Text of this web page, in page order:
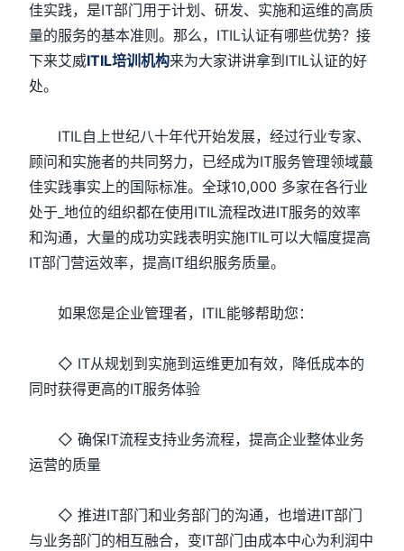
佳实践，是IT部门用于计划、研发、实施和运维的高质
量的服务的基本准则。那么，ITIL认证有哪些优势？接
下来艾威ITIL培训机构来为大家讲讲拿到ITIL认证的好
处。
ITIL自上世纪八十年代开始发展，经过行业专家、
顾问和实施者的共同努力，已经成为IT服务管理领域蕞
佳实践事实上的国际标准。全球10,000 多家在各行业
处于_地位的组织都在使用ITIL流程改进IT服务的效率
和沟通，大量的成功实践表明实施ITIL可以大幅度提高
IT部门营运效率，提高IT组织服务质量。
如果您是企业管理者，ITIL能够帮助您：
◇ IT从规划到实施到运维更加有效，降低成本的
同时获得更高的IT服务体验
◇ 确保IT流程支持业务流程，提高企业整体业务
运营的质量
◇ 推进IT部门和业务部门的沟通，也增进IT部门
与业务部门的相互融合，变IT部门由成本中心为利润中